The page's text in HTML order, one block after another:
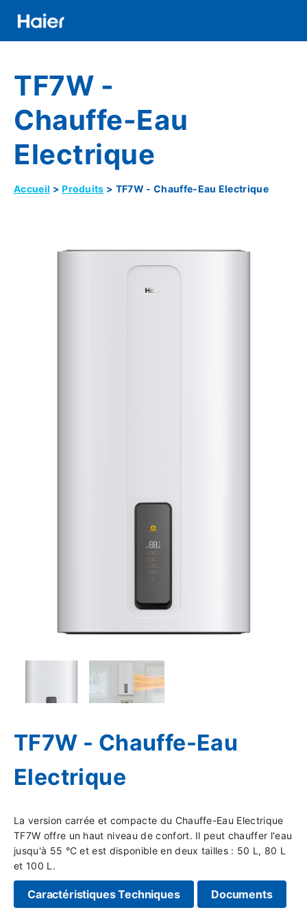
contenu
Menu
TF7W -
Chauffe-Eau
Electrique
D'Ariane
Accueil Produits TF7W - Chauffe-Eau Electrique
TF7W - Chauffe-Eau
Electrique
La version carrée et compacte du Chauffe-Eau Electrique
TF7W offre un haut niveau de confort. Il peut chauffer l'eau
jusqu'à 55 °C et est disponible en deux tailles : 50 L, 80 L
et 100 L.
Caractéristiques Techniques Documents